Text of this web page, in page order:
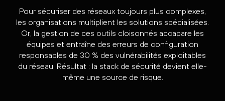
Pour sécuriser des réseaux toujours plus complexes,
les organisations multiplient les solutions spécialisées.
Or, la gestion de ces outils cloisonnés accapare les
équipes et entraîne des erreurs de configuration
responsables de 30 % des vulnérabilités exploitables
du réseau. Résultat : la stack de sécurité devient elle-
même une source de risque.